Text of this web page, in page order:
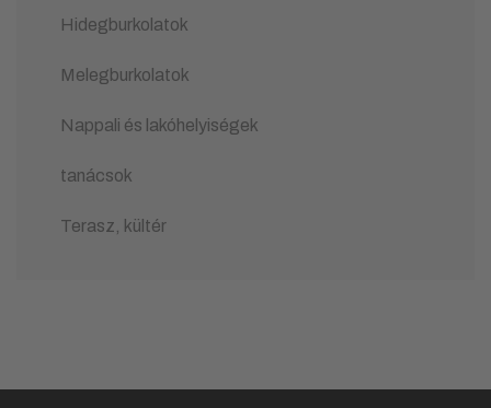
Hidegburkolatok
Melegburkolatok
Nappali és lakóhelyiségek
tanácsok
Terasz, kültér